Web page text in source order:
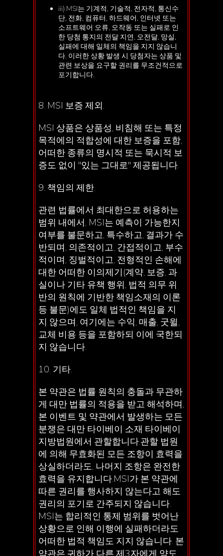
iii) MSI는 기계적, 기술적, 전자적, 통신수
단, 전화, 컴퓨터, 하드웨어, 인터넷 또는
소프트웨어 오류, 오작동 또는 실패로 인
한 당첨 통지의 전달 지연, 오전달, 망실,
실패에 대해 일체의 책임을 지지 않습니
다. 이러한 상황 발생 시 당첨자는 상품 및
관련 보상을 요구할 권리를 무조건적으로
포기합니다.
8. MSI 보증 제외.
MSI 상품은 상품성, 비침해 또는 특정
목적에의 적합성에 대한 보증을 포함,
어떠한 종류의 명시적 또는 묵시적 보
증도 없이 "있는 그대로" 제공됩니다.
9. 책임의 제한.
관련 법률에서 최대한으로 허용하는
범위 내에서, MSI는 예측이 가능한지
여부를 불문하고, 특수하고, 결과가 수
반되며, 의존적이고, 간접적이고, 부수
적이며, 징벌적이고, 전형적인 손해에
대한 어떠한 이의제기(계약, 보증, 과
실이나 기타 유책 행위, 법적 의무 위
반의 원칙에 기반한 책임소재의 이론
등 불문)에도 일체 법적인 책임을 지
지 않으며, 여기에는 수익, 매출, 굿윌,
교체 비용 등을 포함하되 이에 국한되
지 않습니다.
10. 기타.
본 약관은 법률 원칙의 충돌과 무관하
게 대만 법률의 적용을 받고 해석하며,
본 이벤트 및 약관에서 발생하는 모든
분쟁은 대만 타이베이 소재 타이베이
지방법원에서 관할합니다.관할 법원
에 의해 무효화된 모든 조항이 효력을
상실하더라도, 나머지 조항은 완전한
효력을 유지합니다.MSI가 본 약관에
따른 권리를 행사하지 않는다고 해도
권리의 포기로 간주되지 않습니다.
MSI는 합리적인 통제 범위를 벗어난
상황으로 인해 이행에 실패하더라도
어떠한 법적 책임도 지지 않습니다. 본